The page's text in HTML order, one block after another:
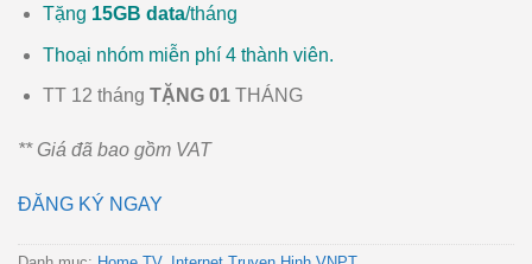
Tặng 15GB data/tháng
Thoại nhóm miễn phí 4 thành viên.
TT 12 tháng TẶNG 01THÁNG
** Giá đã bao gồm VAT
ĐĂNG KÝ NGAY